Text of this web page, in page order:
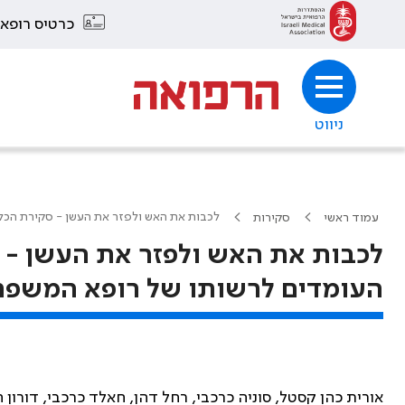
כרטיס
ניווט
עמוד ראשי סקירות לכבות את האש ולפזר את העשן - סקירת
לכבות את האש ולפזר את העשן -
העומדים לרשותו של רופא
אורית כהן קסטל, סוניה כרכבי, רחל דהן, חאלד כרכבי, דורון